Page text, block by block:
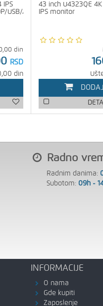
IPS
USB/Audio
din
RSD
din
43 inch U4323QE
IPS monitor
Radno
Radnim danima:
Subotom: 09h -
INFORMACIJE
O nama
Gde kupiti
Zaposlenje